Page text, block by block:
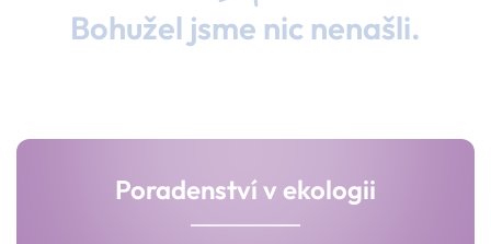
Bohužel jsme nic nenašli.
Poradenství v ekologii